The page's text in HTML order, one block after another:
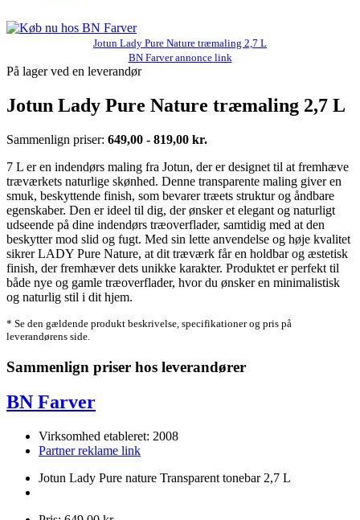
Jotun Lady Pure Nature træmaling 2,7 L
BN Farver annonce link
På lager ved en leverandør
Jotun Lady Pure Nature træmaling 2,7 L
Sammenlign priser: 649,00 - 819,00 kr.
7 L er en indendørs maling fra Jotun, der er designet til at fremhæve
træværkets naturlige skønhed. Denne transparente maling giver en
smuk, beskyttende finish, som bevarer træets struktur og åndbare
egenskaber. Den er ideel til dig, der ønsker et elegant og naturligt
udseende på dine indendørs træoverflader, samtidig med at den
beskytter mod slid og fugt. Med sin lette anvendelse og høje kvalitet
sikrer LADY Pure Nature, at dit træværk får en holdbar og æstetisk
finish, der fremhæver dets unikke karakter. Produktet er perfekt til
både nye og gamle træoverflader, hvor du ønsker en minimalistisk
og naturlig stil i dit hjem.
* Se den gældende produkt beskrivelse, specifikationer og pris på
leverandørens side.
Sammenlign priser hos leverandører
BN Farver
Virksomhed etableret: 2008
Partner reklame link
Jotun Lady Pure nature Transparent tonebar 2,7 L